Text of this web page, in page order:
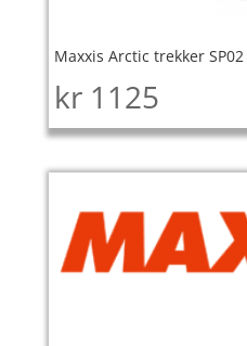
Maxxis Arctic trekker
kr 1125